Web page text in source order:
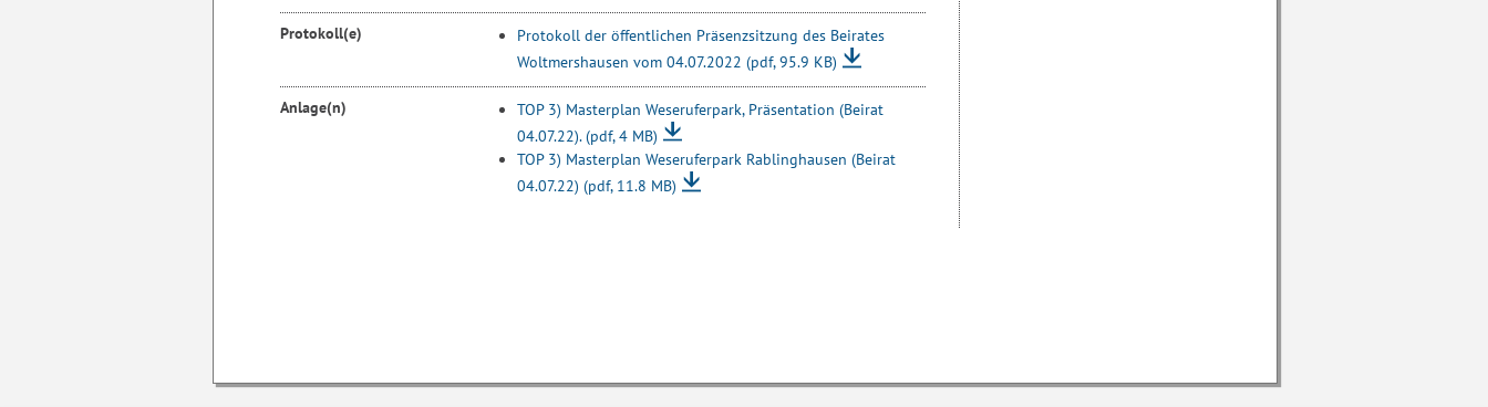
Protokoll(e)
Protokoll der öffentlichen Präsenzsitzung des Beirates
Woltmershausen vom 04.07.2022 (pdf, 95.9 KB)
Anlage(n)
TOP 3) Masterplan Weseruferpark, Präsentation (Beirat
04.07.22).(pdf, 4 MB)
TOP 3) Masterplan Weseruferpark Rablinghausen (Beirat
04.07.22) (pdf, 11.8 MB)